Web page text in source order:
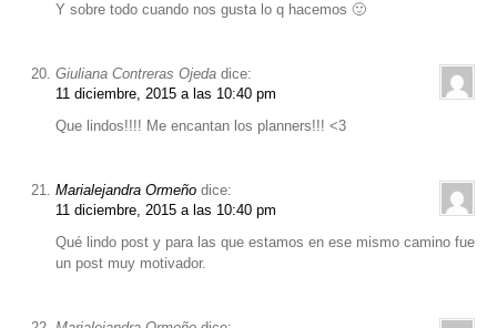
Y sobre todo cuando nos gusta lo q hacemos 🙂
Giuliana Contreras Ojeda dice:
11 diciembre, 2015 a las 10:40 pm
Que lindos!!!! Me encantan los planners!!! <3
Marialejandra Ormeño dice:
11 diciembre, 2015 a las 10:40 pm
Qué lindo post y para las que estamos en ese mismo camino fue
un post muy motivador.